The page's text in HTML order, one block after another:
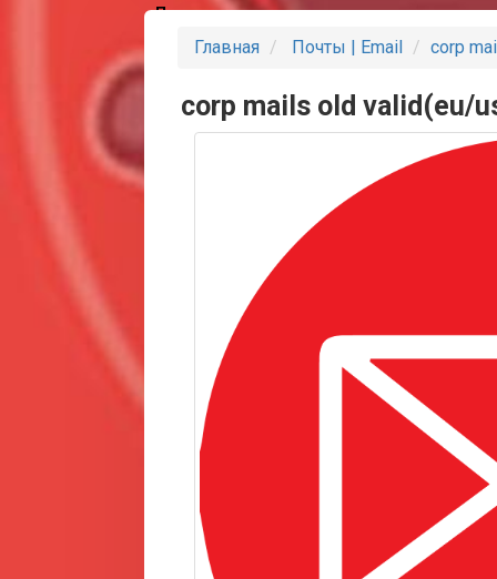
Партнеры
Главная Почты | Email corp
corp mails old valid(eu/